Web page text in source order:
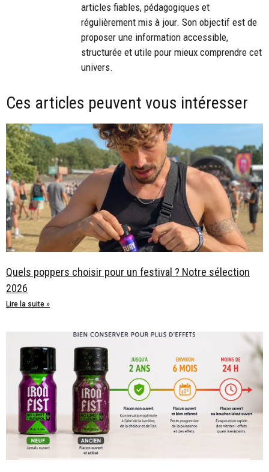
articles fiables, pédagogiques et
régulièrement mis à jour. Son objectif est de
proposer une information accessible,
structurée et utile pour mieux comprendre cet
univers.
Ces articles peuvent vous intéresser
Quels poppers choisir pour un festival ? Notre sélection
2026
Lire la suite »